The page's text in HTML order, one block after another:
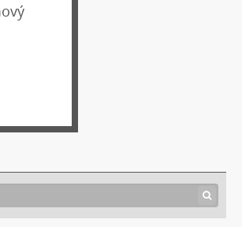
Spánková paralýza
Zákon času
Chimérx
Under Construction
Duchovní cesta
Dokumentace